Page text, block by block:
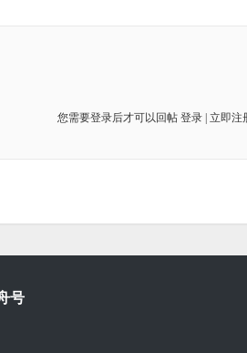
您需要登录后才可以回帖 登录| 立即注
号